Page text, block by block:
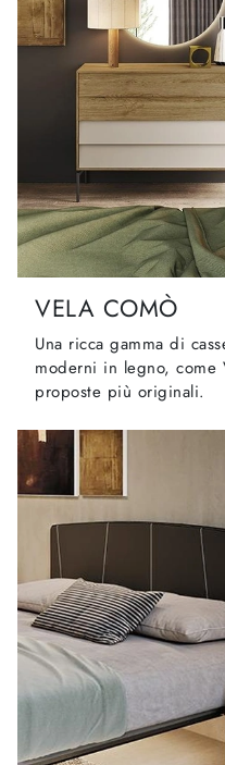
VELA COMÒ
Una ricca gamma di
moderni in legno, come
proposte più originali.